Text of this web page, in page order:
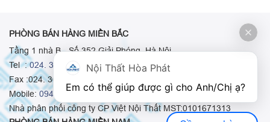
PHÒNG BÁN HÀNG MIỀN BẮC
Tầng 1 nhà B - Số 352 Giải Phóng, Hà Nội
Tel :024. 3665 8498-024. 3665 8966-024. 3665 8993
Fax :024. 3664.9379
Mobile: 0948.511.555- 0973.375.668- 0942.155.688
Nhà phân phối công ty CP Việt Nội Thất MST:0101671313
Nội Thất Hòa Phát